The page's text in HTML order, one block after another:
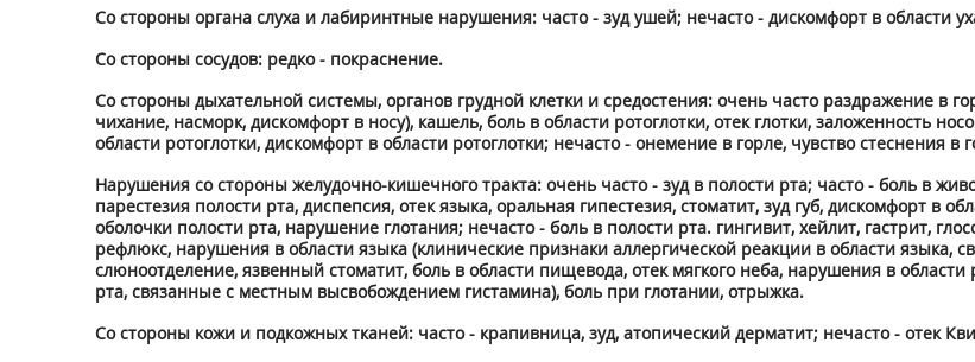
Со стороны органа слуха и лабиринтные нарушения: часто - зуд ушей; нечасто - дискомфорт в области
Со стороны сосудов: редко - покраснение.
Со стороны дыхательной системы, органов грудной клетки и средостения: очень часто раздражение в
чихание, насморк, дискомфорт в носу), кашель, боль в области ротоглотки, отек глотки, заложенность
области ротоглотки, дискомфорт в области ротоглотки; нечасто - онемение в горле, чувство стеснения в
Нарушения со стороны желудочно-кишечного тракта: очень часто - зуд в полости рта; часто - боль в
парестезия полости рта, диспепсия, отек языка, оральная гипестезия, стоматит, зуд губ, дискомфорт в
оболочки полости рта, нарушение глотания; нечасто - боль в полости рта. гингивит, хейлит, гастрит,
рефлюкс, нарушения в области языка (клинические признаки аллергической реакции в области
слюноотделение, язвенный стоматит, боль в области пищевода, отек мягкого неба, нарушения в
рта, связанные с местным высвобождением гистамина), боль при глотании, отрыжка.
Со стороны кожи и подкожных тканей: часто - крапивница, зуд, атопический дерматит; нечасто - отек